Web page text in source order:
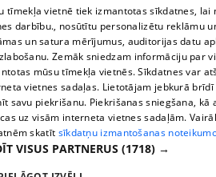
Commenting terms
TV program
Contract rules
360 Ziņu kontakti
Helio Media
Vortal assistance service: e-mail -
tīmekļa vietnē tiek izmantotas sīkdatnes,
darbību., nosūtītu personalizētu reklāmu
un satura mērījumus, auditorijas datu
Zemāk sniedzam informāciju par
mūsu tīmekļa vietnēs. Sīkdatnes var
vietnes sadaļas. Lietotājam jebkurā
savu piekrišanu. Piekrišanas sniegšana,
uz visām interneta vietnes sadaļām.
skatīt sīkdatņu izmantošanas
VISUS PARTNERUS (1718) →